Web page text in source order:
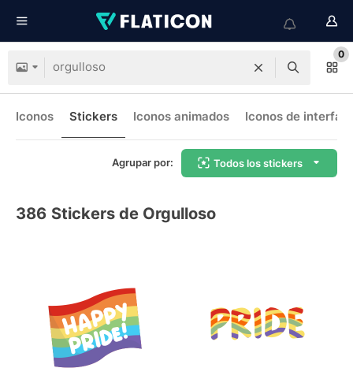
0
Iconos Stickers Iconos animados Iconos de interfaz
Agrupar por: Todos los stickers
386 Stickers de Orgulloso